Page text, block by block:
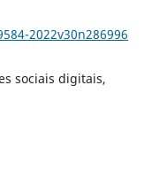
2022v30n286996
sociais digitais,